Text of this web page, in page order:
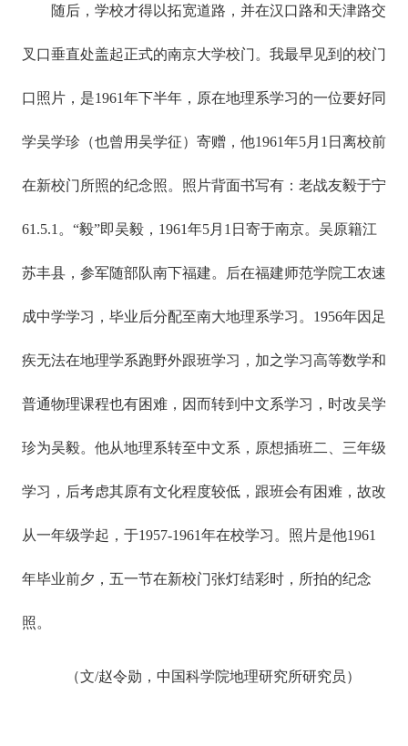
随后，学校才得以拓宽道路，并在汉口路和天津路交
叉口垂直处盖起正式的南京大学校门。我最早见到的校门
口照片，是1961年下半年，原在地理系学习的一位要好同
学吴学珍（也曾用吴学征）寄赠，他1961年5月1日离校前
在新校门所照的纪念照。照片背面书写有：老战友毅于宁
61.5.1。“毅”即吴毅，1961年5月1日寄于南京。吴原籍江
苏丰县，参军随部队南下福建。后在福建师范学院工农速
成中学学习，毕业后分配至南大地理系学习。1956年因足
疾无法在地理学系跑野外跟班学习，加之学习高等数学和
普通物理课程也有困难，因而转到中文系学习，时改吴学
珍为吴毅。他从地理系转至中文系，原想插班二、三年级
学习，后考虑其原有文化程度较低，跟班会有困难，故改
从一年级学起，于1957-1961年在校学习。照片是他1961
年毕业前夕，五一节在新校门张灯结彩时，所拍的纪念
照。
（文/赵令勋，中国科学院地理研究所研究员）